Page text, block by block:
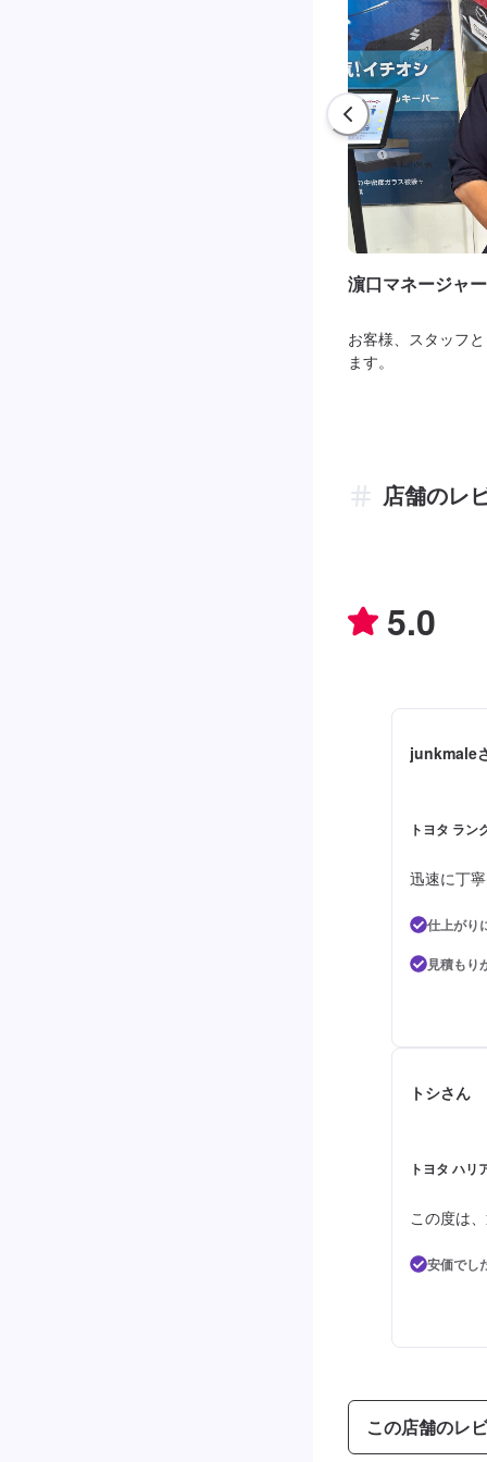
濵口マネージャー
お客様、スタッフ
ます。
店舗のレ
5.0
junkmale
トヨタ ラン
迅速に丁
仕上がり
見積もり
トシさん
トヨタ ハリ
この度は
安価でし
この店舗のレ